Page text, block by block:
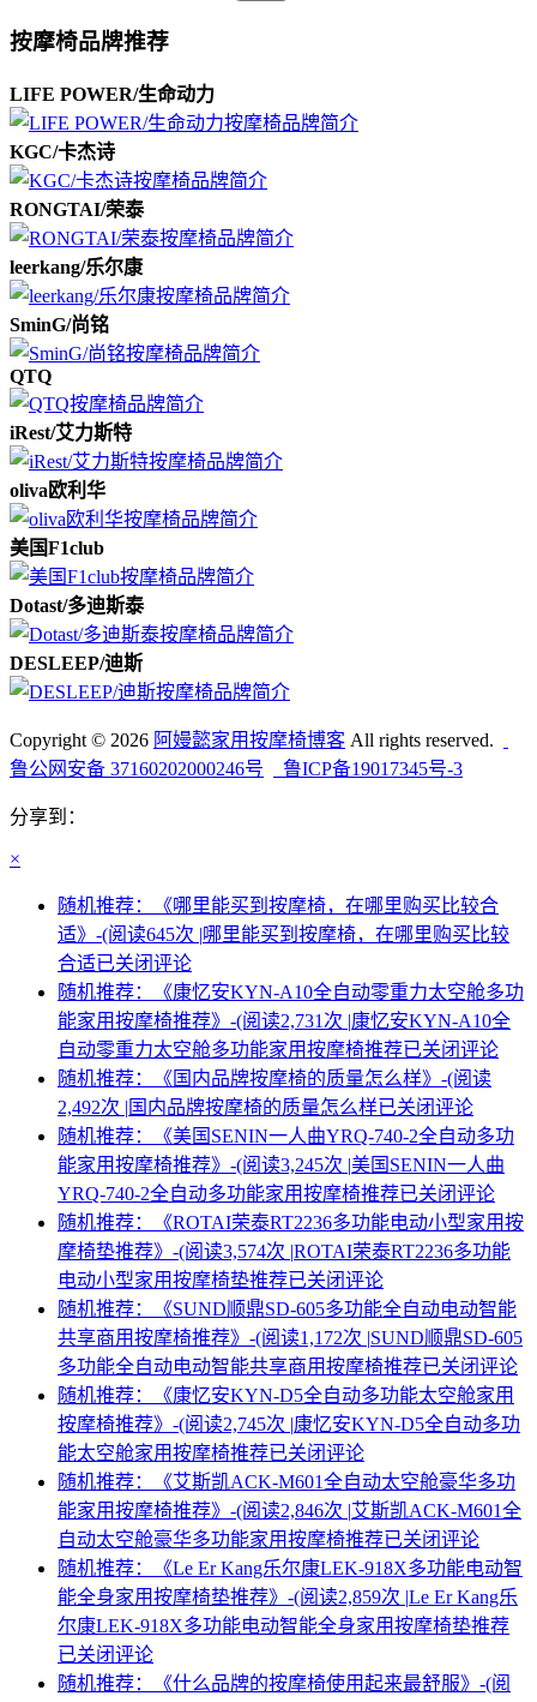
按摩椅品牌推荐
LIFE POWER/生命动力
KGC/卡杰诗
RONGTAI/荣泰
leerkang/乐尔康
SminG/尚铭
QTQ
iRest/艾力斯特
oliva欧利华
美国F1club
Dotast/多迪斯泰
DESLEEP/迪斯
Copyright © 2026 阿嫚懿家用按摩椅博客 All rights reserved.
鲁公网安备 37160202000246号
鲁ICP备19017345号-3
分享到：
×
随机推荐：《哪里能买到按摩椅，在哪里购买比较合
适》-(阅读645次 |哪里能买到按摩椅，在哪里购买比较
合适已关闭评论
随机推荐：《康忆安KYN-A10全自动零重力太空舱多功
能家用按摩椅推荐》-(阅读2,731次 |康忆安KYN-A10全
自动零重力太空舱多功能家用按摩椅推荐已关闭评论
随机推荐：《国内品牌按摩椅的质量怎么样》-(阅读
2,492次 | 国内品牌按摩椅的质量怎么样已关闭评论
随机推荐：《美国SENIN一人曲YRQ-740-2全自动多功
能家用按摩椅推荐》-(阅读3,245次 |美国SENIN一人曲
YRQ-740-2全自动多功能家用按摩椅推荐已关闭评论
随机推荐：《ROTAI荣泰RT2236多功能电动小型家用按
摩椅垫推荐》-(阅读3,574次 |ROTAI荣泰RT2236多功能
电动小型家用按摩椅垫推荐已关闭评论
随机推荐：《SUND顺鼎SD-605多功能全自动电动智能
共享商用按摩椅推荐》-(阅读1,172次 |SUND顺鼎SD-605
多功能全自动电动智能共享商用按摩椅推荐已关闭评论
随机推荐：《康忆安KYN-D5全自动多功能太空舱家用
按摩椅推荐》-(阅读2,745次 |康忆安KYN-D5全自动多功
能太空舱家用按摩椅推荐已关闭评论
随机推荐：《艾斯凯ACK-M601全自动太空舱豪华多功
能家用按摩椅推荐》-(阅读2,846次 |艾斯凯ACK-M601全
自动太空舱豪华多功能家用按摩椅推荐已关闭评论
随机推荐：《Le Er Kang乐尔康LEK-918X多功能电动智
能全身家用按摩椅垫推荐》-(阅读2,859次 |Le Er Kang乐
尔康LEK-918X多功能电动智能全身家用按摩椅垫推荐
已关闭评论
随机推荐：《什么品牌的按摩椅使用起来最舒服》-(阅